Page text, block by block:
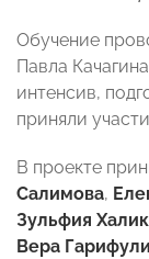
Обучение
Павла
интенсив,
приняли
В проекте
Салимова,
Зульфия
Вера